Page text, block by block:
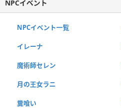
NPCイベント
NPCイベント一覧
イレーナ
魔術師セレン
月の王女ラニ
糞喰い